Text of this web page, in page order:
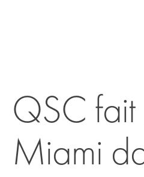
QSC fait
Miami